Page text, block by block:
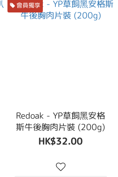
會員獨享
Redoak - YP草飼黑安格
斯牛後胸肉片裝 (200g)
HK$32.00